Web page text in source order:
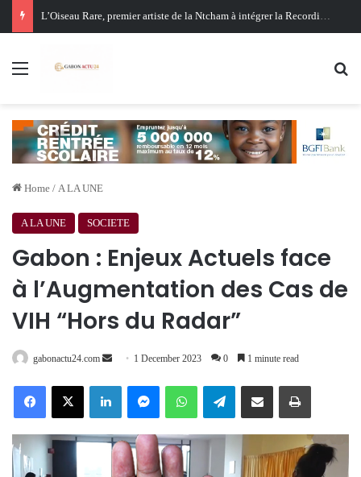
Oligui Nguema au Ghana : Libreville mise sur Accra pour renforcer sa stratégie diplomatique et économique
Menu
Home / A LA UNE
A LA UNE SOCIETE
Gabon : Enjeux Actuels face
à l’Augmentation des Cas de
VIH “Hors du Radar”
gabonactu24.com
Send 1 December 2023 0 1 minute read
FacebookX LinkedInMessengerWhatsAppTelegramShare via Email Print